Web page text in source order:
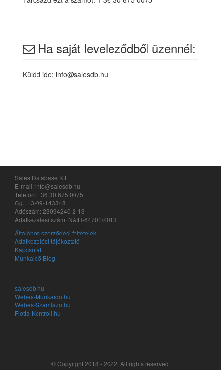
Ha saját leveleződből üzennél:
Küldd ide: info@salesdb.hu
Sales Database Kft.
E-mail: info@salesdb.hu
Telefon: +36 30 675 0075
Cg.: 13-09-143348
Adószám: 23094240-2-13
Adatkezelési szám: NAIH-64701/2013
Általános szerződési feltételek
Adatkezelési tájékoztató
Kapcsolat
Munkaidő Blog
salesdb.hu
Webes-Munkaido.hu
Webes-Szamlazo.hu
Flotta-Kontroll.hu
© Copyright 2018 - 2022, All rights reserved.